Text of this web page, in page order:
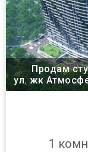
Продам
ул. жк
1